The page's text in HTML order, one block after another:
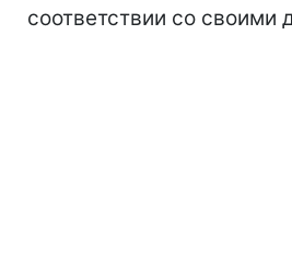
соответствии со своими